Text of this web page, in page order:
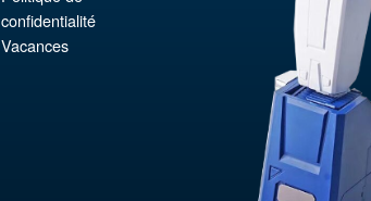
confidentialité
Vacances